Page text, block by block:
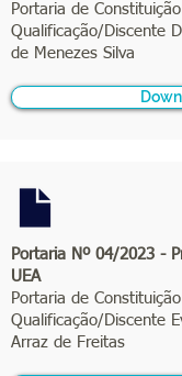
Portaria de
Qualificação/Discente
de Menezes Silva
Portaria Nº 04/2023 -
UEA
Portaria de
Qualificação/Discente
Arraz de Freitas